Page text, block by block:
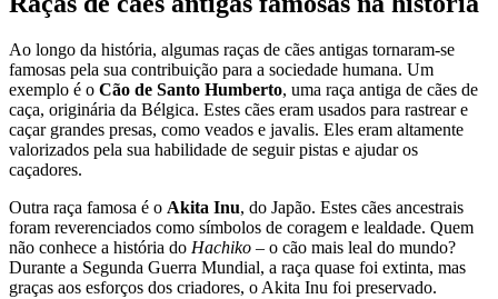
Ao longo da história, algumas raças de cães antigas tornaram-se
famosas pela sua contribuição para a sociedade humana. Um
exemplo é o Cão de Santo Humberto, uma raça antiga de cães de
caça, originária da Bélgica. Estes cães eram usados para rastrear e
caçar grandes presas, como veados e javalis. Eles eram altamente
valorizados pela sua habilidade de seguir pistas e ajudar os
caçadores.
Outra raça famosa é o Akita Inu, do Japão. Estes cães ancestrais
foram reverenciados como símbolos de coragem e lealdade. Quem
não conhece a história do Hachiko – o cão mais leal do mundo?
Durante a Segunda Guerra Mundial, a raça quase foi extinta, mas
graças aos esforços dos criadores, o Akita Inu foi preservado.